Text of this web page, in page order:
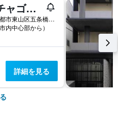
サンチャゴゲストハウス京都
京都府京都市東山区五条橋東6-503
内中心部から）
詳細を見る